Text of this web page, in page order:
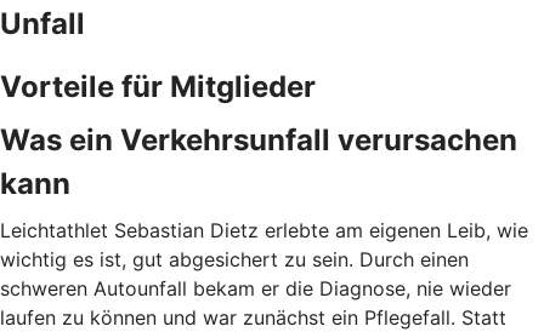
Unfall
Vorteile für Mitglieder
Was ein Verkehrsunfall verursachen
kann
Leichtathlet Sebastian Dietz erlebte am eigenen Leib, wie
wichtig es ist, gut abgesichert zu sein. Durch einen
schweren Autounfall bekam er die Diagnose, nie wieder
laufen zu können und war zunächst ein Pflegefall. Statt